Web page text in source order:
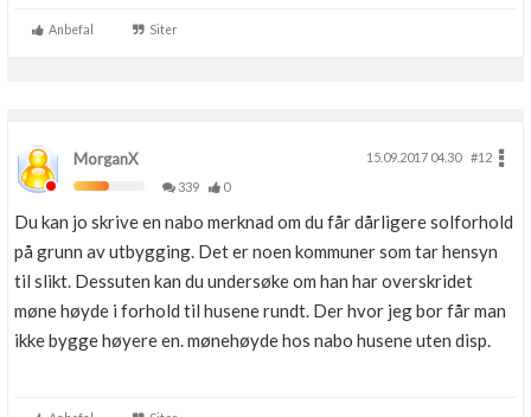
Anbefal Siter
MorganX 15.09.2017 04.30
#12
339
0
Du kan jo skrive en nabo merknad om du får dårligere solforhold
på grunn av utbygging. Det er noen kommuner som tar hensyn
til slikt. Dessuten kan du undersøke om han har overskridet
møne høyde i forhold til husene rundt. Der hvor jeg bor får man
ikke bygge høyere en. mønehøyde hos nabo husene uten disp.